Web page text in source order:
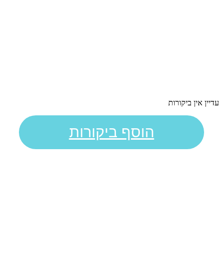
עדיין אין ביקורות
הוסף ביקורות